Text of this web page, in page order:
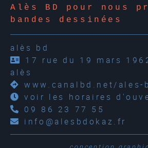
Alès BD pour nous
bandes dessinées
alès bd
17 rue du 19 mars
alès
www.canalbd.net/ales-
voir les horaires
09 86 23 77 55
info@alesbdokaz.fr